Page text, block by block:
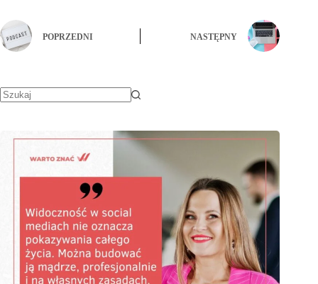
POPRZEDNI NASTĘPNY